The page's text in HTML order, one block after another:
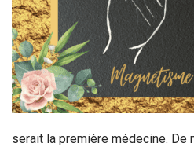
serait la première médecine. De